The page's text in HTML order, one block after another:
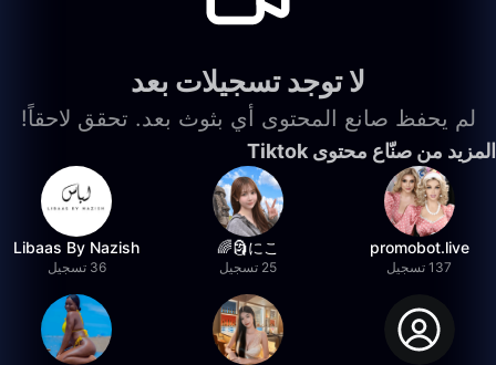
لا توجد تسجيلات بعد
لم يحفظ صانع المحتوى أي بثوث بعد. تحقق لاحقاً!
المزيد من صنّاع محتوى Tiktok
promobot.live
137 تسجيل
にこ🗿🌈
25 تسجيل
Libaas By Nazish
36 تسجيل